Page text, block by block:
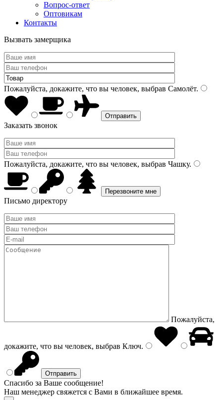
Вопрос-ответ
Оптовикам
Контакты
Вызвать замерщика
Пожалуйста, докажите, что вы человек, выбрав Самолёт.
Заказать звонок
Пожалуйста, докажите, что вы человек, выбрав Чашку.
Письмо директору
Пожалуйста,
докажите, что вы человек, выбрав Ключ.
Спасибо за Ваше сообщение!
Наш менеджер свяжется с Вами в ближайшее время.